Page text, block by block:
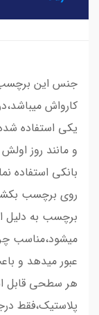
جنس این
کارواش
یکی استفاده
و مانند روز
بانکی استفاده
روی برچسب
برچسب به دلیل
میشود،مناسب
عبور میدهد و
هر سطحی قابل
پلاستیک،فقط